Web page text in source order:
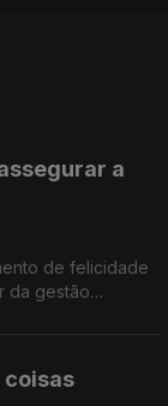
a
de felicidade
da gestão
coisas